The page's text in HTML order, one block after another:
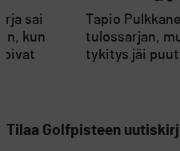
Tapio
tulossarjan,
tykitys jäi
sai
kun
Tilaa Golfpisteen